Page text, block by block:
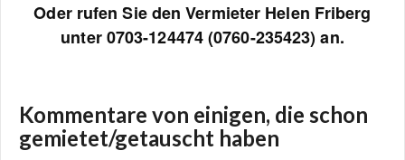
Oder rufen Sie den Vermieter Helen Friberg
unter 0703-124474 (0760-235423) an.
Kommentare von einigen, die schon
gemietet/getauscht haben